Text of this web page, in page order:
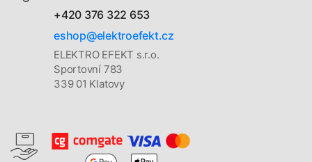
+420 376 322 653
eshop@elektroefekt.cz
ELEKTRO EFEKT s.r.o.
Sportovní 783
339 01 Klatovy